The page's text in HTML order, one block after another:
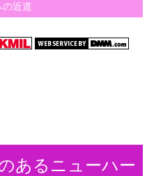
の近道
あるニューハー